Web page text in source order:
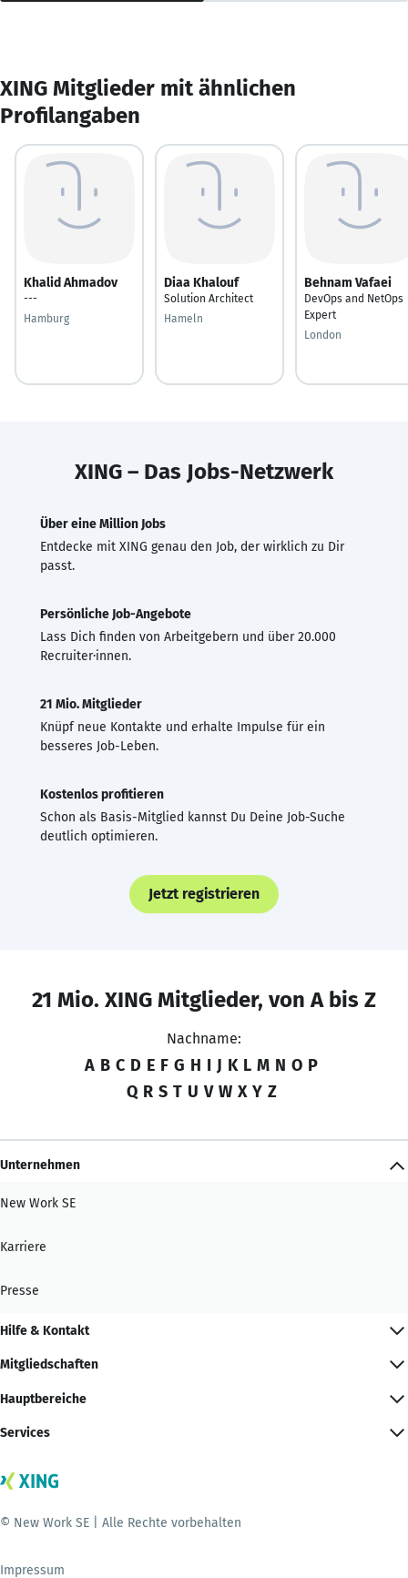
XING Mitglieder mit ähnlichen
Profilangaben
Khalid Ahmadov
---
Hamburg
Diaa Khalouf
Solution Architect
Hameln
Behnam Vafaei
DevOps and NetOps
Expert
London
XING – Das Jobs-Netzwerk
Über eine Million Jobs
Entdecke mit XING genau den Job, der wirklich zu Dir
passt.
Persönliche Job-Angebote
Lass Dich finden von Arbeitgebern und über 20.000
Recruiter·innen.
21 Mio. Mitglieder
Knüpf neue Kontakte und erhalte Impulse für ein
besseres Job-Leben.
Kostenlos profitieren
Schon als Basis-Mitglied kannst Du Deine Job-Suche
deutlich optimieren.
Jetzt registrieren
21 Mio. XING Mitglieder, von A bis Z
Nachname:
A B C D E F G H I J K L M N O P
Q R S T U V W X Y Z
Unternehmen
New Work SE
Karriere
Presse
Hilfe & Kontakt
Mitgliedschaften
Hauptbereiche
Services
© New Work SE | Alle Rechte vorbehalten
Impressum